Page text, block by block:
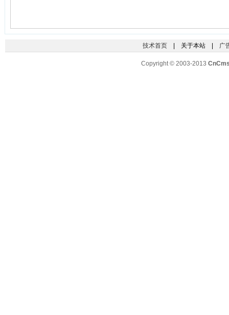
技术首页| 关于本站 | 广
Copyright © 2003-2013